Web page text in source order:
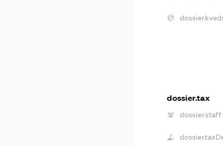
dossier.tax
dossier.staff